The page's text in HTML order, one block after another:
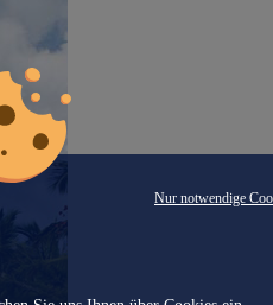
Nur notwendige